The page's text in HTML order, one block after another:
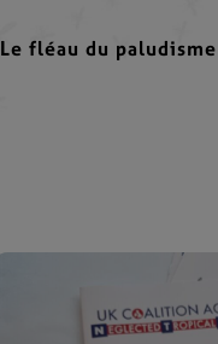
Le fléau du paludisme